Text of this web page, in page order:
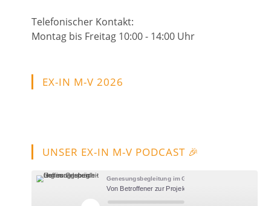
Telefonischer Kontakt:
Montag bis Freitag 10:00 - 14:00 Uhr
EX-IN M-V 2026
UNSER EX-IN M-V PODCAST 🎉